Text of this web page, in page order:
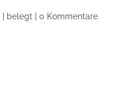
belegt| 0 Kommentare